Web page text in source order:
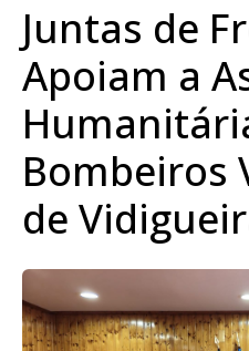
Juntas de
Apoiam a
Bombeiros
de